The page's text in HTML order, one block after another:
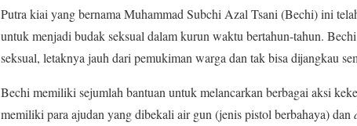
Putra kiai yang bernama Muhammad Subchi Azal Tsani (Bechi) ini
untuk menjadi budak seksual dalam kurun waktu bertahun-tahun.
seksual, letaknya jauh dari pemukiman warga dan tak bisa dijangkau
Bechi memiliki sejumlah bantuan untuk melancarkan berbagai aksi
memiliki para ajudan yang dibekali air gun (jenis pistol berbahaya) dan